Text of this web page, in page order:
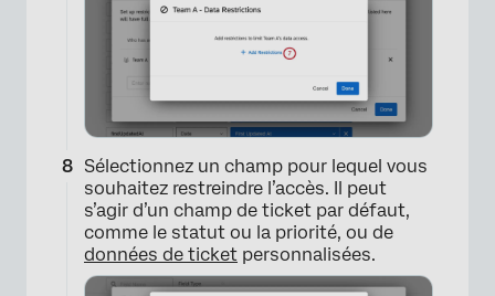
×
×
Sélectionnez un champ pour lequel vous
souhaitez restreindre l’accès. Il peut
s’agir d’un champ de ticket par défaut,
comme le statut ou la priorité, ou de
données de ticket personnalisées.